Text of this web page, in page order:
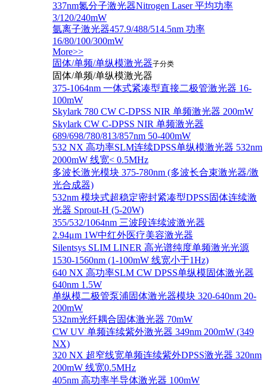
337nm氮分子激光器Nitrogen Laser 平均功率
3/120/240mW
氩离子激光器457.9/488/514.5nm 功率
16/80/100/300mW
More>>
固体/单频/单纵模激光器子分类
固体/单频/单纵模激光器
375-1064nm 一体式紧凑型直接二极管激光器 16-
100mW
Skylark 780 CW C-DPSS NIR 单频激光器 200mW
Skylark CW C-DPSS NIR 单频激光器
689/698/780/813/857nm 50-400mW
532 NX 高功率SLM连续DPSS单纵模激光器 532nm
2000mW 线宽< 0.5MHz
多波长激光模块 375-780nm (多波长合束激光器/激
光合成器)
532nm 模块式超稳定密封紧凑型DPSS固体连续激
光器 Sprout-H (5-20W)
355/532/1064nm 三波段连续波激光器
2.94μm 1W中红外医疗美容激光器
Silentsys SLIM LINER 高光谱纯度单频激光光源
1530-1560nm (1-100mW 线宽小于1Hz)
640 NX 高功率SLM CW DPSS单纵模固体激光器
640nm 1.5W
单纵模二极管泵浦固体激光器模块 320-640nm 20-
200mW
532nm光纤耦合固体激光器 70mW
CW UV 单频连续紫外激光器 349nm 200mW (349
NX)
320 NX 超窄线宽单频连续紫外DPSS激光器 320nm
200mW 线宽0.5MHz
405nm 高功率半导体激光器 100mW